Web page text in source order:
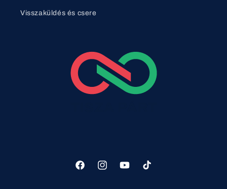
Visszaküldés és csere
FacebookInstagramYouTubeTikTok